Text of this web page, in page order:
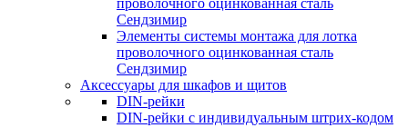
проволочного оцинкованная сталь
Сендзимир
Элементы системы монтажа для лотка
проволочного оцинкованная сталь
Сендзимир
Аксессуары для шкафов и щитов
DIN-рейки
DIN-рейки с индивидуальным штрих-кодом